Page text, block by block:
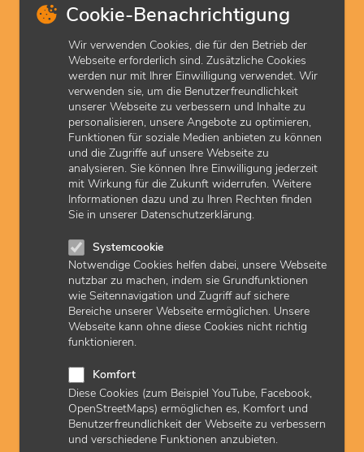
Cookie-Benachrichtigung
Wir verwenden Cookies, die für den Betrieb der
Webseite erforderlich sind. Zusätzliche Cookies
werden nur mit Ihrer Einwilligung verwendet. Wir
verwenden sie, um die Benutzerfreundlichkeit
unserer Webseite zu verbessern und Inhalte zu
personalisieren, unsere Angebote zu optimieren,
Funktionen für soziale Medien anbieten zu können
und die Zugriffe auf unsere Webseite zu
analysieren. Sie können Ihre Einwilligung jederzeit
mit Wirkung für die Zukunft widerrufen. Weitere
Informationen dazu und zu Ihren Rechten finden
Sie in unserer Datenschutzerklärung.
Systemcookie
Notwendige Cookies helfen dabei, unsere Webseite
nutzbar zu machen, indem sie Grundfunktionen
wie Seitennavigation und Zugriff auf sichere
Bereiche unserer Webseite ermöglichen. Unsere
Webseite kann ohne diese Cookies nicht richtig
funktionieren.
Komfort
Diese Cookies (zum Beispiel YouTube, Facebook,
OpenStreetMaps) ermöglichen es, Komfort und
Benutzerfreundlichkeit der Webseite zu verbessern
und verschiedene Funktionen anzubieten.
von den Vertragszahnärztinnen und -ärzten. Für Fachärztinnen
und Fachärzte für Kinder- und Jugendmedizin besteht keine
Verpflichtung zur Ausgabe – die Produkte stehen ihnen zur
Bestellung nun zur Verfügung und können bei Bedarf
ausgegeben werden.
Die Einleger beinhalten die Dokumentationsfelder für
Zahnärztinnen und Zahnärzte. Ergänzend enthalten diese
Hinweise für Eltern, um ein stärkeres Bewusstsein für die
zahnärztliche Vorsorge zu erzeugen. Aus Gründen der
Übersichtlichkeit und zur Bewahrung der Struktur des
Kinderuntersuchungshefts erfolgt die Dokumentation der sechs
zahnärztlichen Früherkennungsuntersuchungen geschlossen in
einem eigenen Teil nach der Untersuchung „U9 60.-64.
Lebensmonat“.
Die Aufkleber listen die Zeiträume der Untersuchung von Z1 bis
Z6 auf sowie die entsprechenden Felder zum Eintrag der Daten
für das entsprechende Kind. Sie folgt zukünftig hinter der
Teilnahmekarte.
„Einleger Z1 – Z6“ und „Aufkleber Z1 – Z6“ für das
Kinderuntersuchungsheft gelten seit dem 1. Januar 2026.
Praxen können ab sofort die Produkte wie gewohnt bei
Rieco bestellen.
Neue Version des Kinderuntersuchungshefts
neue Version
des Kinderuntersuchungshefts (Stand Mai